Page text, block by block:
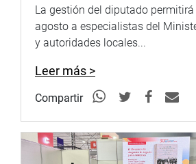
La gestión del diputado permitirá
agosto a especialistas del
y autoridades locales...
Leer más >
Compartir